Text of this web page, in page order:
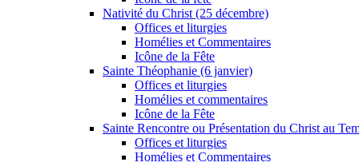
Nativité du Christ (25 décembre)
Offices et liturgies
Homélies et Commentaires
Icône de la Fête
Sainte Théophanie (6 janvier)
Offices et liturgies
Homélies et commentaires
Icône de la Fête
Sainte Rencontre ou Présentation du Christ au
Offices et liturgies
Homélies et Commentaires